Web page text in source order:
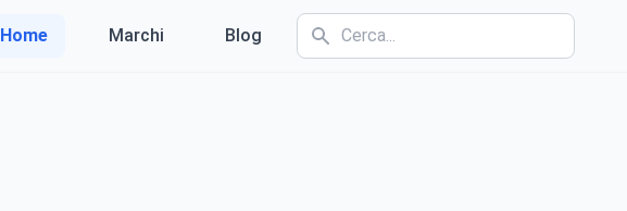
Home Marchi Blog